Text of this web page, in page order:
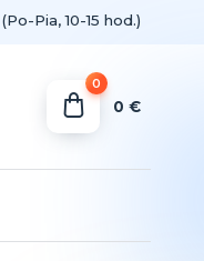
(Po-Pia, 10-15 hod.)
0
0 €